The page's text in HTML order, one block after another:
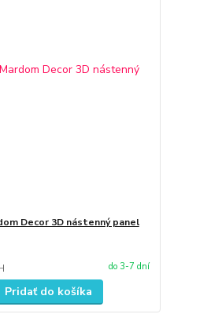
Decor 3D nástenný panel
do 3-7 dní
Pridať do košíka